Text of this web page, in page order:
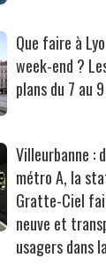
Que faire à
week-end ?
plans du 7 au
Villeurbanne :
métro A, la
Gratte-Ciel
neuve et
usagers dans